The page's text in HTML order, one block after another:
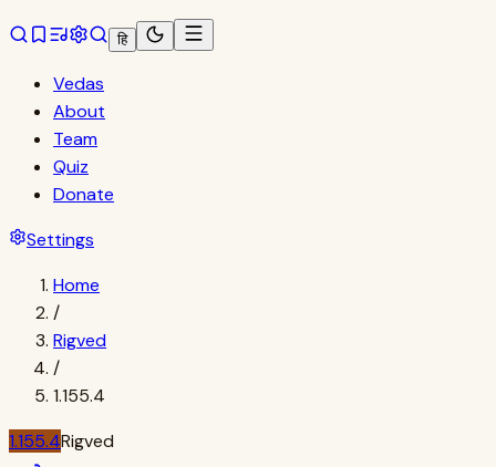
हि
Vedas
About
Team
Quiz
Donate
Settings
Home
/
Rigved
/
1.155.4
1.155.4Rigved